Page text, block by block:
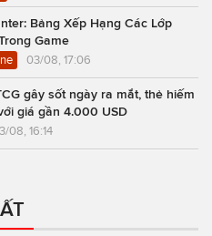
Bảng Xếp Hạng Các Lớp
Game
03/08, 17:06
gây sốt ngày ra mắt, thẻ hiếm
giá gần 4.000 USD
08, 16:14